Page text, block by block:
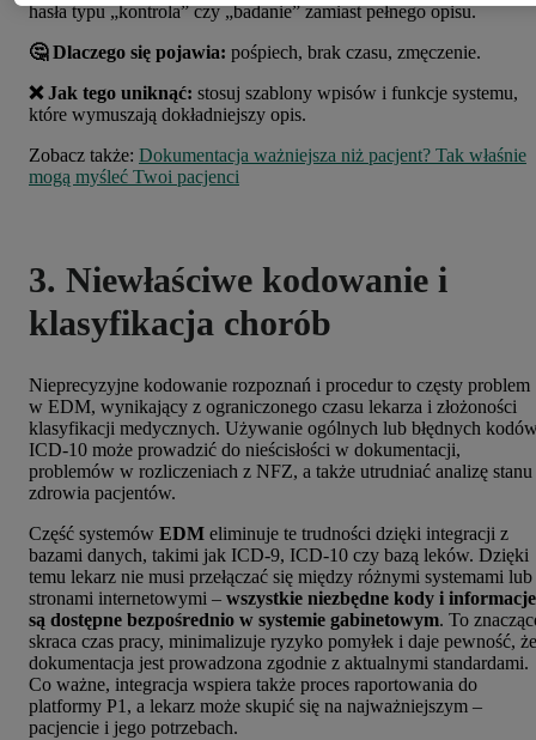
hasła typu „kontrola” czy „badanie” zamiast pełnego opisu.
🤔 Dlaczego się pojawia: pośpiech, brak czasu, zmęczenie.
❌ Jak tego uniknąć: stosuj szablony wpisów i funkcje systemu,
które wymuszają dokładniejszy opis.
Zobacz także: Dokumentacja ważniejsza niż pacjent? Tak właśnie
mogą myśleć Twoi pacjenci
3. Niewłaściwe kodowanie i
klasyfikacja chorób
Nieprecyzyjne kodowanie rozpoznań i procedur to częsty problem
w EDM, wynikający z ograniczonego czasu lekarza i złożoności
klasyfikacji medycznych. Używanie ogólnych lub błędnych
ICD-10 może prowadzić do nieścisłości w dokumentacji,
problemów w rozliczeniach z NFZ, a także utrudniać analizę stanu
zdrowia pacjentów.
Część systemów EDM eliminuje te trudności dzięki integracji z
bazami danych, takimi jak ICD-9, ICD-10 czy bazą leków. Dzięki
temu lekarz nie musi przełączać się między różnymi systemami lub
stronami internetowymi – wszystkie niezbędne kody i informacje
są dostępne bezpośrednio w systemie gabinetowym. To
skraca czas pracy, minimalizuje ryzyko pomyłek i daje pewność, że
dokumentacja jest prowadzona zgodnie z aktualnymi standardami.
Co ważne, integracja wspiera także proces raportowania do
platformy P1, a lekarz może skupić się na najważniejszym –
pacjencie i jego potrzebach.